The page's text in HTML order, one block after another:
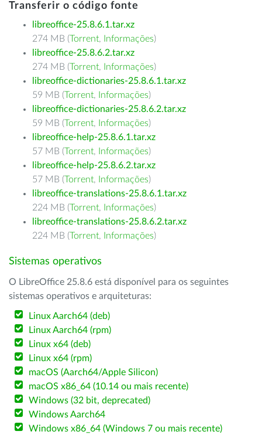
Transferir o código fonte
libreoffice-25.8.6.1.tar.xz
274 MB (Torrent, Informações)
libreoffice-25.8.6.2.tar.xz
274 MB (Torrent, Informações)
libreoffice-dictionaries-25.8.6.1.tar.xz
59 MB (Torrent, Informações)
libreoffice-dictionaries-25.8.6.2.tar.xz
59 MB (Torrent, Informações)
libreoffice-help-25.8.6.1.tar.xz
57 MB (Torrent, Informações)
libreoffice-help-25.8.6.2.tar.xz
57 MB (Torrent, Informações)
libreoffice-translations-25.8.6.1.tar.xz
224 MB (Torrent, Informações)
libreoffice-translations-25.8.6.2.tar.xz
224 MB (Torrent, Informações)
Sistemas operativos
O LibreOffice 25.8.6 está disponível para os seguintes
sistemas operativos e arquiteturas:
Linux Aarch64 (deb)
Linux Aarch64 (rpm)
Linux x64 (deb)
Linux x64 (rpm)
macOS (Aarch64/Apple Silicon)
macOS x86_64 (10.14 ou mais recente)
Windows (32 bit, deprecated)
Windows Aarch64
Windows x86_64 (Windows 7 ou mais recente)